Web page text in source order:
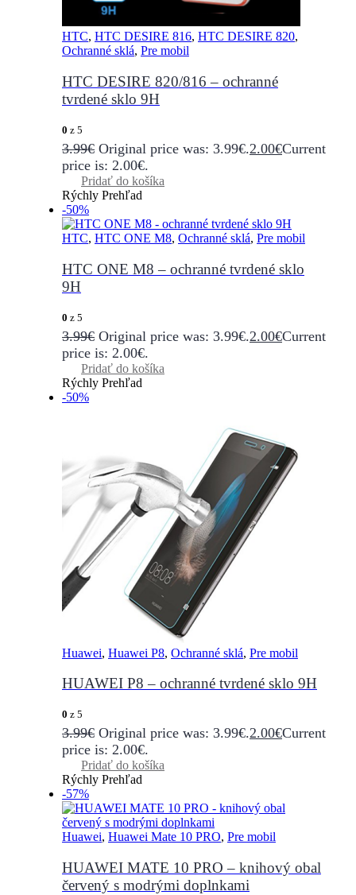
HTC, HTC DESIRE 816, HTC DESIRE 820,
Ochranné sklá, Pre mobil
HTC DESIRE 820/816 – ochranné
tvrdené sklo 9H
0 z 5
3.99€ Original price was: 3.99€.2.00€Current
price is: 2.00€.
Pridať do košíka
Rýchly Prehľad
-50%
HTC, HTC ONE M8, Ochranné sklá, Pre mobil
HTC ONE M8 – ochranné tvrdené sklo
9H
0 z 5
3.99€ Original price was: 3.99€.2.00€Current
price is: 2.00€.
Pridať do košíka
Rýchly Prehľad
-50%
Huawei, Huawei P8, Ochranné sklá, Pre mobil
HUAWEI P8 – ochranné tvrdené sklo 9H
0 z 5
3.99€ Original price was: 3.99€.2.00€Current
price is: 2.00€.
Pridať do košíka
Rýchly Prehľad
-57%
Huawei, Huawei Mate 10 PRO, Pre mobil
HUAWEI MATE 10 PRO – knihový obal
červený s modrými doplnkami